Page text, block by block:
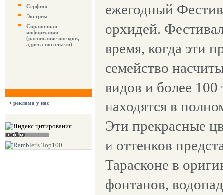
Серфинг
Экстрим
Справочная
информация
(расписание поездов,
адреса посольств)
реклама у нас
ежегодный
орхидей.
время, когда эти
семейство
видов и более 100
находятся в
Эти прекрасные
и оттенков
Тарасконе в
фонтанов,